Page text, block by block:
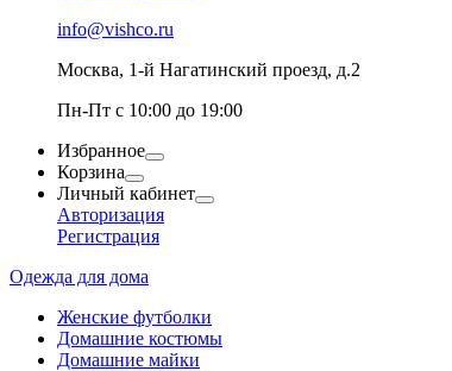
info@vishco.ru
Москва, 1-й Нагатинский проезд, д.2
Пн-Пт с 10:00 до 19:00
Избранное
Корзина
Личный кабинет
Авторизация
Регистрация
Одежда для дома
Женские футболки
Домашние костюмы
Домашние майки